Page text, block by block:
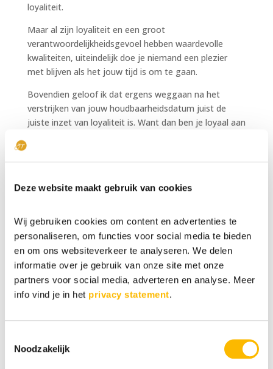
Deze website maakt gebruik van cookies
Wij gebruiken cookies om content en advertenties te
personaliseren, om functies voor social media te bieden
en om ons websiteverkeer te analyseren. We delen
informatie over je gebruik van onze site met onze
partners voor social media, adverteren en analyse. Meer
info vind je in het privacy statement.
Noodzakelijk
loyaliteit.
Maar al zijn loyaliteit en een groot
verantwoordelijkheidsgevoel hebben waardevolle
kwaliteiten, uiteindelijk doe je niemand een plezier
met blijven als het jouw tijd is om te gaan.
Bovendien geloof ik dat ergens weggaan na het
verstrijken van jouw houdbaarheidsdatum juist de
juiste inzet van loyaliteit is. Want dan ben je loyaal aan
omdat je hen de beste versie van jezelf gunt, maar die
En je bent ook loyaal aan de persoon die na jou deze
functie gaat vervullen. Deze persoon wil namelijk maar
al te graag op de stoel zitten die jij nu nog bezet
houdt.
Ik geloof dat op tijd weggaan ontzettend belangrijk is
voor jou en voor het bedrijf waar je werkt. In mijn
houdbaarheidsdatum is verstreken en dat het
daardoor tijd is om te gaan.